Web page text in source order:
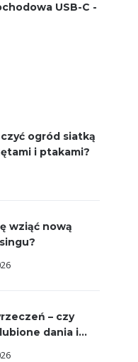
USB-C -
ogród siatką
i ptakami?
wziąć nową
– czy
dania i...